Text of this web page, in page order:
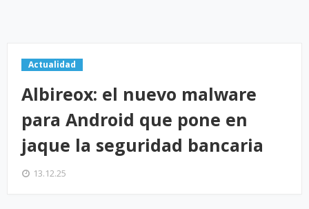
Actualidad
Albireox: el nuevo malware
para Android que pone en
jaque la seguridad bancaria
13.12.25